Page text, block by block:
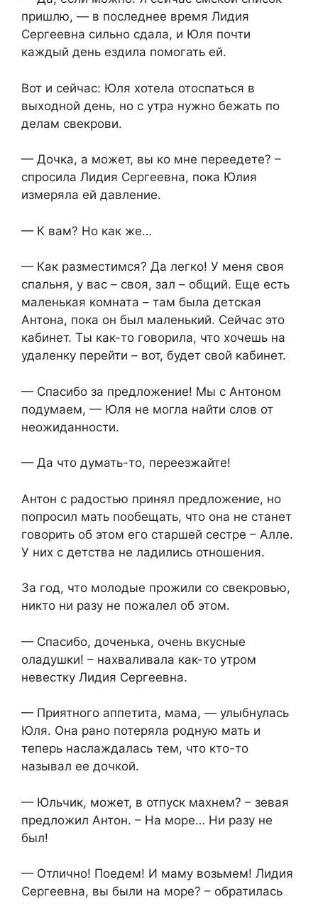
пришлю, — в последнее время Лидия
Сергеевна сильно сдала, и Юля почти
каждый день ездила помогать ей.
Вот и сейчас: Юля хотела отоспаться в
выходной день, но с утра нужно бежать по
делам свекрови.
— Дочка, а может, вы ко мне переедете? –
спросила Лидия Сергеевна, пока Юлия
измеряла ей давление.
— К вам? Но как же…
— Как разместимся? Да легко! У меня своя
спальня, у вас – своя, зал – общий. Еще есть
маленькая комната – там была детская
Антона, пока он был маленький. Сейчас это
кабинет. Ты как-то говорила, что хочешь на
удаленку перейти – вот, будет свой кабинет.
— Спасибо за предложение! Мы с Антоном
подумаем, — Юля не могла найти слов от
неожиданности.
— Да что думать-то, переезжайте!
Антон с радостью принял предложение, но
попросил мать пообещать, что она не станет
говорить об этом его старшей сестре – Алле.
У них с детства не ладились отношения.
За год, что молодые прожили со свекровью,
никто ни разу не пожалел об этом.
— Спасибо, доченька, очень вкусные
оладушки! – нахваливала как-то утром
невестку Лидия Сергеевна.
— Приятного аппетита, мама, — улыбнулась
Юля. Она рано потеряла родную мать и
теперь наслаждалась тем, что кто-то
называл ее дочкой.
— Юльчик, может, в отпуск махнем? – зевая
предложил Антон. – На море… Ни разу не
был!
— Отлично! Поедем! И маму возьмем! Лидия
Сергеевна, вы были на море? – обратилась